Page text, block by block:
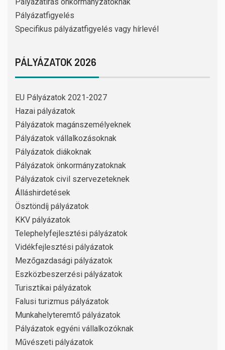
Pályázatfigyelés
Specifikus pályázatfigyelés vagy hírlevél
PÁLYÁZATOK 2026
EU Pályázatok 2021-2027
Hazai pályázatok
Pályázatok magánszemélyeknek
Pályázatok vállalkozásoknak
Pályázatok diákoknak
Pályázatok önkormányzatoknak
Pályázatok civil szervezeteknek
Álláshirdetések
Ösztöndíj pályázatok
KKV pályázatok
Telephelyfejlesztési pályázatok
Vidékfejlesztési pályázatok
Mezőgazdasági pályázatok
Eszközbeszerzési pályázatok
Turisztikai pályázatok
Falusi turizmus pályázatok
Munkahelyteremtő pályázatok
Pályázatok egyéni vállalkozóknak
Művészeti pályázatok